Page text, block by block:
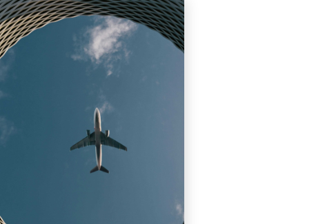
交通装备
Transportation Equipment